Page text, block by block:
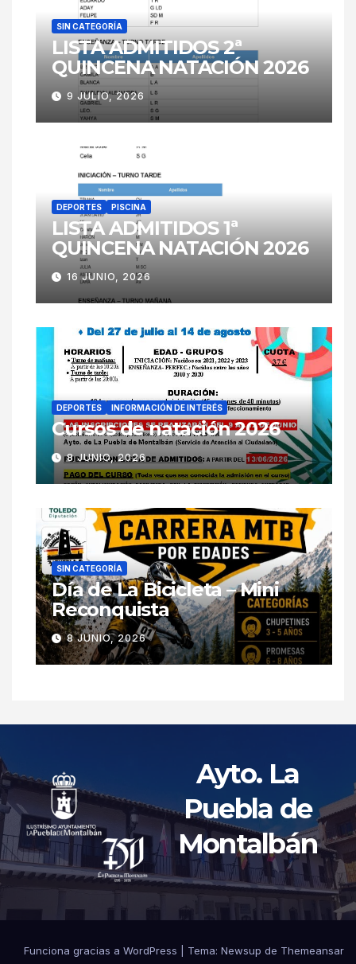
SIN CATEGORÍA
LISTA ADMITIDOS 2ª
QUINCENA NATACIÓN 2026
9 JULIO, 2026
DEPORTES PISCINA
LISTA ADMITIDOS 1ª
QUINCENA NATACIÓN 2026
16 JUNIO, 2026
DEPORTES INFORMACIÓN DE INTERÉS
Cursos de natación 2026
8 JUNIO, 2026
SIN CATEGORÍA
Día de La Bicicleta – Mini
Reconquista
8 JUNIO, 2026
Ayto. La
Puebla de
Montalbán
Funciona gracias a WordPress Tema: Newsup de Themeansar